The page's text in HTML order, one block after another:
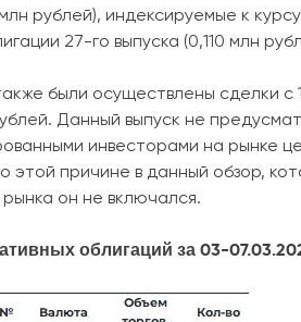
рублей), индексируемые к
27-го выпуска (0,110 млн
были осуществлены сделки
Данный выпуск не
инвесторами на рынке
этой причине в данный обзор,
он не включался.
облигаций за 03-